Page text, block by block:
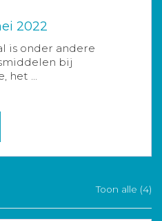
2022
is onder andere
bij
het ...
Toon alle (4)